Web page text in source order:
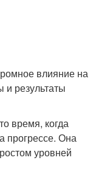
влияние на
и результаты
время, когда
прогрессе. Она
уровней